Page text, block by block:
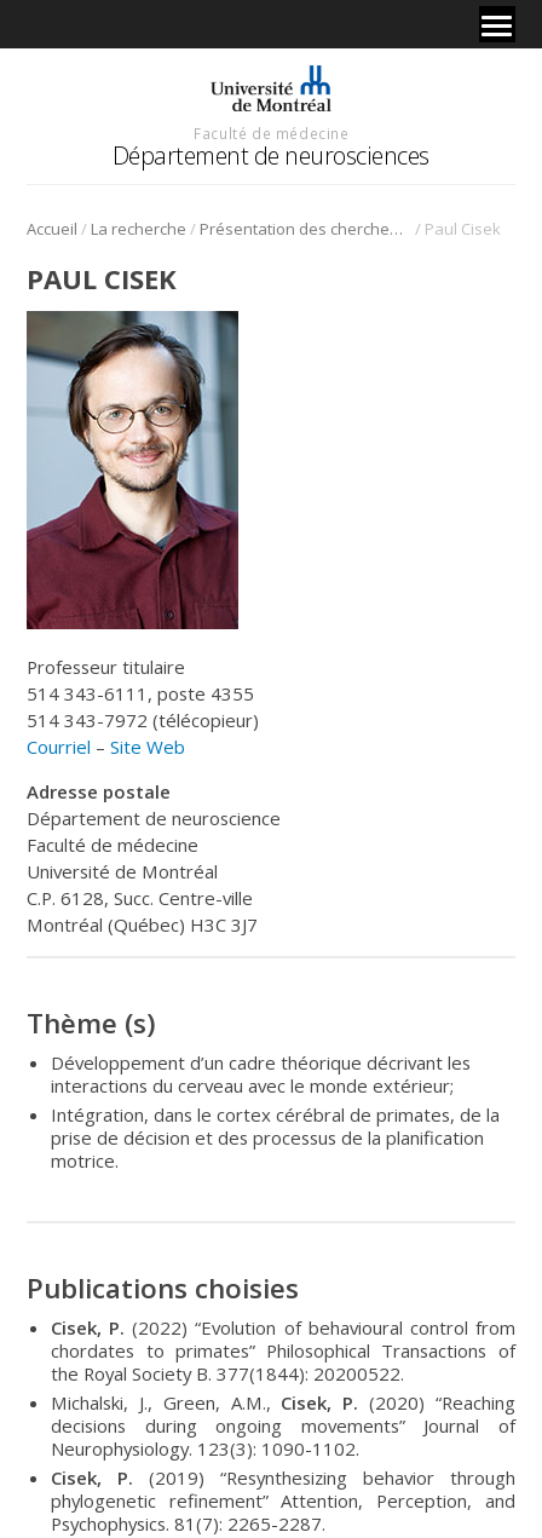
Faculté de médecine
Département de neurosciences
Accueil / La recherche / Présentation des chercheurs et de leur discipline / Paul Cisek
PAUL CISEK
Professeur titulaire
514 343-6111, poste 4355
514 343-7972 (télécopieur)
Courriel –Site Web
Adresse postale
Département de neuroscience
Faculté de médecine
Université de Montréal
C.P. 6128, Succ. Centre-ville
Montréal (Québec) H3C 3J7
Thème (s)
Développement d’un cadre théorique décrivant les
interactions du cerveau avec le monde extérieur;
Intégration, dans le cortex cérébral de primates, de la
prise de décision et des processus de la planification
motrice.
Publications choisies
Cisek, P. (2022) “Evolution of behavioural control from
chordates to primates” Philosophical Transactions of
the Royal Society B. 377(1844): 20200522.
Michalski, J., Green, A.M., Cisek, P. (2020) “Reaching
decisions during ongoing movements” Journal of
Neurophysiology. 123(3): 1090-1102.
Cisek, P. (2019) “Resynthesizing behavior through
phylogenetic refinement” Attention, Perception, and
Psychophysics. 81(7): 2265-2287.